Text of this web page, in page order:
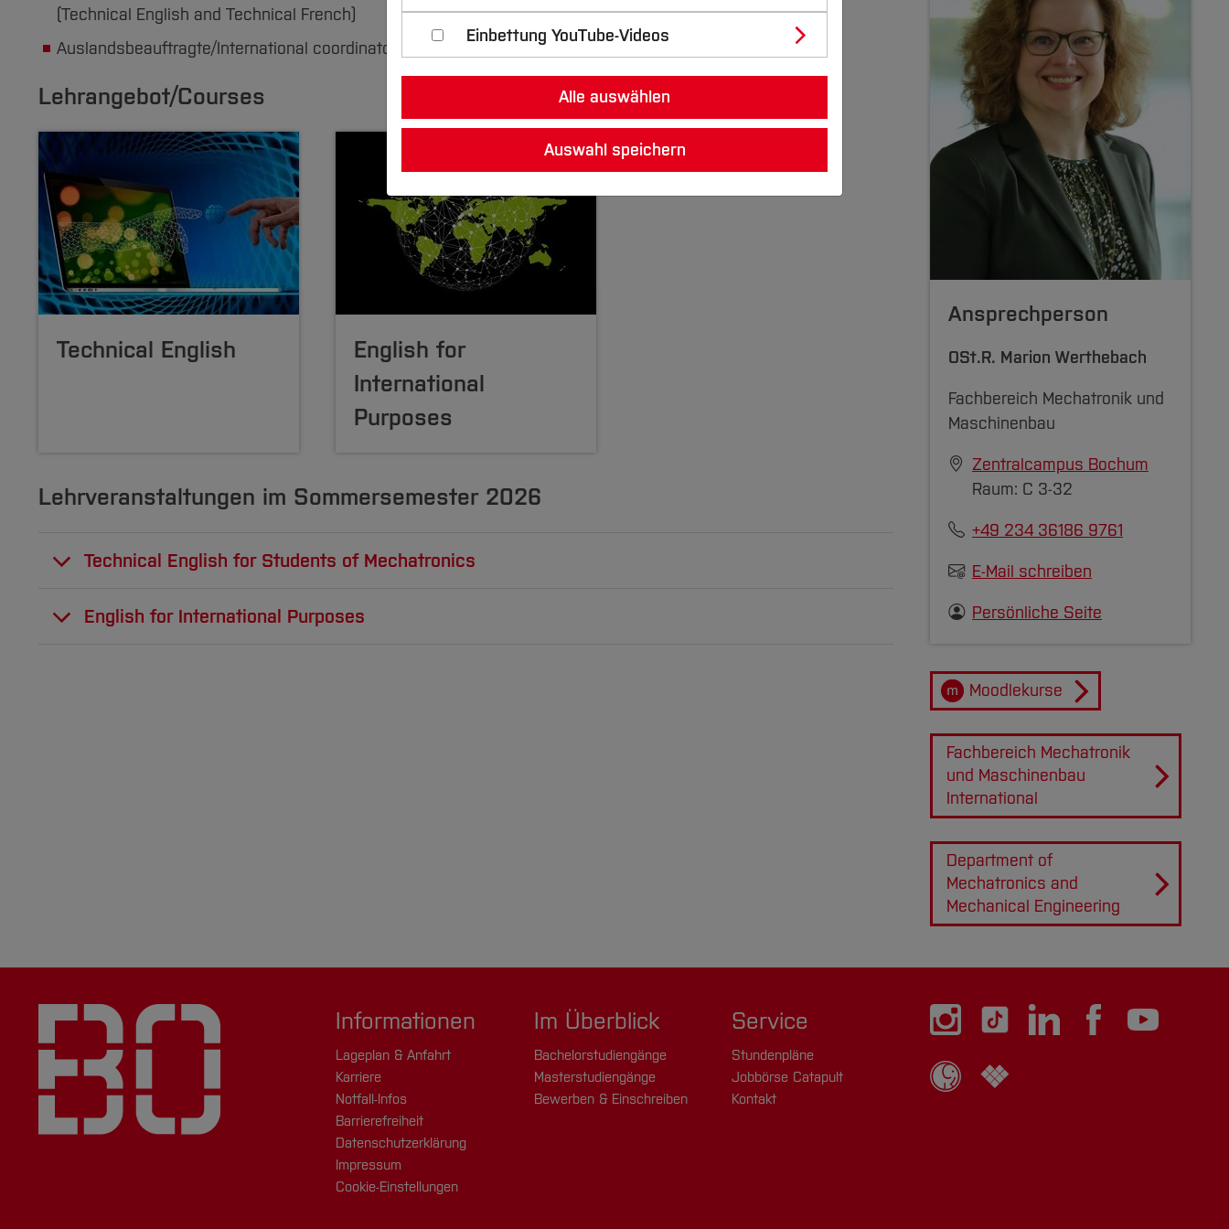
(Technical English and Technical French)
Auslandsbeauftragte/International coordinator
Lehrangebot/Courses
Technical English
English for
International
Purposes
Lehrveranstaltungen im Sommersemester 2026
Technical English for Students of Mechatronics
English for International Purposes
Ansprechperson
OSt.R. Marion Werthebach
Fachbereich Mechatronik und
Maschinenbau
Zentralcampus Bochum
Raum: C 3-32
+49 234 36186 9761
E-Mail schreiben
Persönliche Seite
Moodlekurse
Fachbereich Mechatronik
und Maschinenbau
International
Department of
Mechatronics and
Mechanical Engineering
Informationen
Lageplan & Anfahrt
Karriere
Notfall-Infos
Barrierefreiheit
Datenschutzerklärung
Impressum
Cookie-Einstellungen
Im Überblick
Bachelorstudiengänge
Masterstudiengänge
Bewerben & Einschreiben
Service
Stundenpläne
Jobbörse Catapult
Kontakt
Einbettung YouTube-Videos
Alle auswählen
Auswahl speichern